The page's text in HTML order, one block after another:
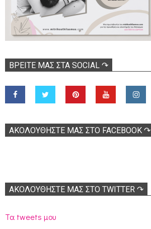
ΒΡΕΊΤΕ ΜΑΣ ΣΤΑ SOCIAL ↷
ΑΚΟΛOΥΘΉΣΤΕ ΜΑΣ ΣΤΟ FACEBOOK ↷
ΑΚΟΛΟΥΘΉΣΤΕ ΜΑΣ ΣΤΟ TWITTER ↷
Τα tweets μου